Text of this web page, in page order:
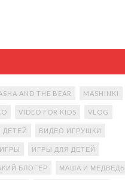
AND THE BEAR MASHINKI
VIDEO FOR KIDS VLOG
ДЕТЕЙ ВИДЕО ИГРУШКИ
ИГРЫ ИГРЫ ДЛЯ ДЕТЕЙ
БЛОГЕР МАША И МЕДВЕДЬ